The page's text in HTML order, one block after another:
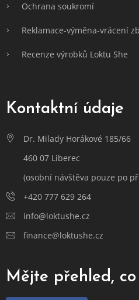
Ochrana soukromí
Reklamace-výměna-vrácení
Recenze výrobků Loktu She
Kontaktní údaje
Dr. Milady Horákové 185/66
460 07 Liberec
(osobní návštěva pouze po
+420 777 629 264
info@loktushe.cz
finance@loktushe.cz
Mějte přehled,